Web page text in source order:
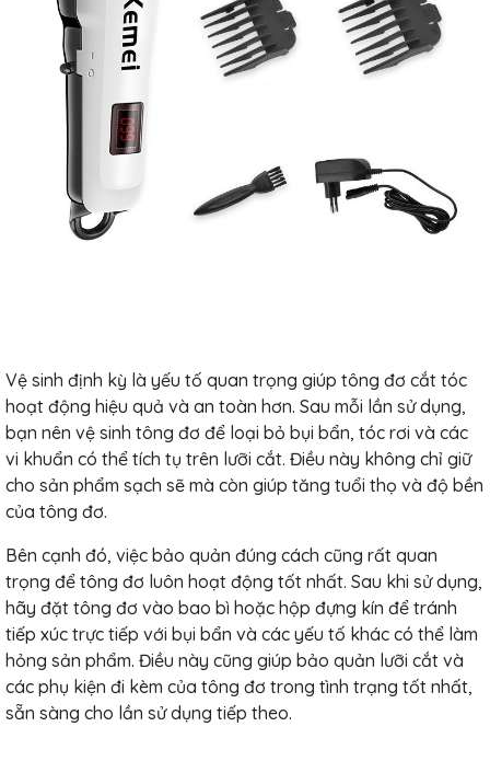
Vệ sinh định kỳ là yếu tố quan trọng giúp tông đơ cắt tóc
hoạt động hiệu quả và an toàn hơn. Sau mỗi lần sử dụng,
bạn nên vệ sinh tông đơ để loại bỏ bụi bẩn, tóc rơi và các
vi khuẩn có thể tích tụ trên lưỡi cắt. Điều này không chỉ giữ
cho sản phẩm sạch sẽ mà còn giúp tăng tuổi thọ và độ bền
của tông đơ.
Bên cạnh đó, việc bảo quản đúng cách cũng rất quan
trọng để tông đơ luôn hoạt động tốt nhất. Sau khi sử dụng,
hãy đặt tông đơ vào bao bì hoặc hộp đựng kín để tránh
tiếp xúc trực tiếp với bụi bẩn và các yếu tố khác có thể làm
hỏng sản phẩm. Điều này cũng giúp bảo quản lưỡi cắt và
các phụ kiện đi kèm của tông đơ trong tình trạng tốt nhất,
sẵn sàng cho lần sử dụng tiếp theo.